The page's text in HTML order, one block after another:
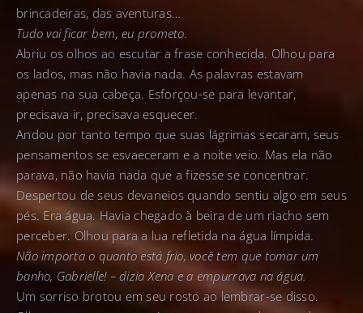
brincadeiras, das aventuras…
Tudo vai ficar bem, eu prometo.
Abriu os olhos ao escutar a frase conhecida. Olhou para
os lados, mas não havia nada. As palavras estavam
apenas na sua cabeça. Esforçou-se para levantar,
precisava ir, precisava esquecer.
Andou por tanto tempo que suas lágrimas secaram, seus
pensamentos se esvaeceram e a noite veio. Mas ela não
parava, não havia nada que a fizesse se concentrar.
Despertou de seus devaneios quando sentiu algo em seus
pés. Era água. Havia chegado à beira de um riacho sem
perceber. Olhou para a lua refletida na água límpida.
Não importa o quanto está frio, você tem que tomar um
banho, Gabrielle! – dizia Xena e a empurrava na água.
Um sorriso brotou em seu rosto ao lembrar-se disso.